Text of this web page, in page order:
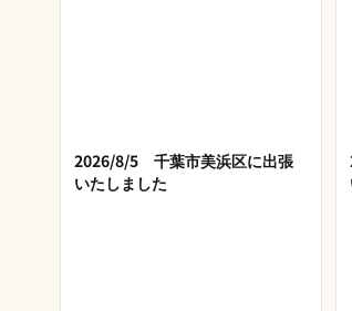
2026/8/5 千葉市美浜区に出張
いたしました